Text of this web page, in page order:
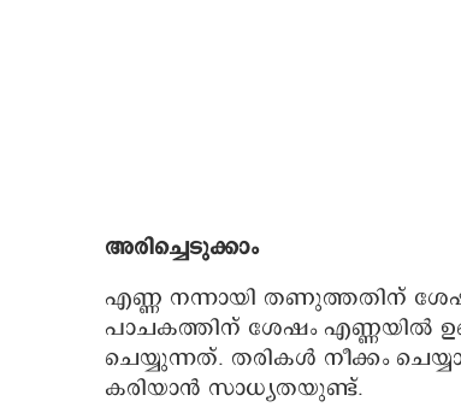
അരിച്ചെടുക്കാം
എണ്ണ നന്നായി തണുത്തതിന്
പാചകത്തിന് ശേഷം എണ്ണയിൽ
ചെയ്യുന്നത്. തരികൾ നീക്കം
കരിയാൻ സാധ്യതയുണ്ട്.